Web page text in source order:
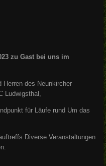
zu Gast bei uns im
Herren des Neunkircher
Ludwigsthal,
für Läufe rund Um das
Diverse Veranstaltungen